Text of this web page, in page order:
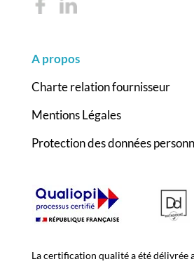
A propos
Charte relation fournisseur
Mentions Légales
Protection des données
La certification qualité a été délivrée